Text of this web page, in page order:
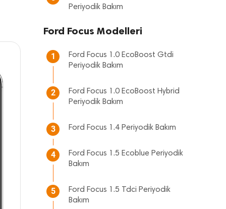
Periyodik Bakım
Ford Focus Modelleri
1
Ford Focus 1.0 EcoBoost Gtdi
Periyodik Bakım
2
Ford Focus 1.0 EcoBoost Hybrid
Periyodik Bakım
3 Ford Focus 1.4 Periyodik Bakım
4
Ford Focus 1.5 Ecoblue Periyodik
Bakım
5
Ford Focus 1.5 Tdci Periyodik
Bakım